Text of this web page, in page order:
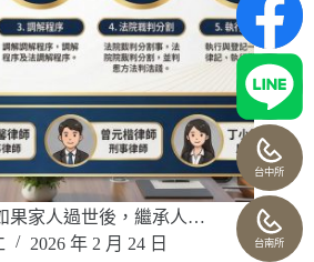
果家人過世後，繼承人…
2026 年 2 月 24 日
台中所
台南所